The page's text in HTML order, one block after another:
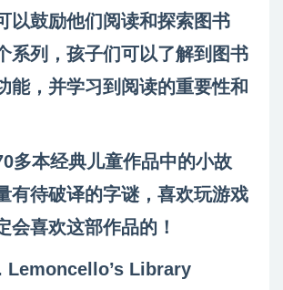
以鼓励他们阅读和探索图书
系列，孩子们可以了解到图书
能，并学习到阅读的重要性和
多本经典儿童作品中的小故
有待破译的字谜，喜欢玩游戏
会喜欢这部作品的！
Lemoncello’s Library